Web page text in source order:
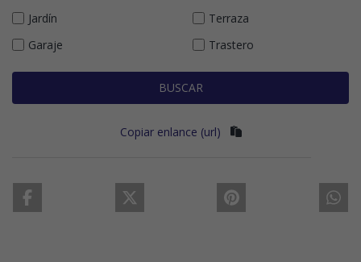
Jardín
Terraza
Garaje
Trastero
BUSCAR
Copiar enlance (url)